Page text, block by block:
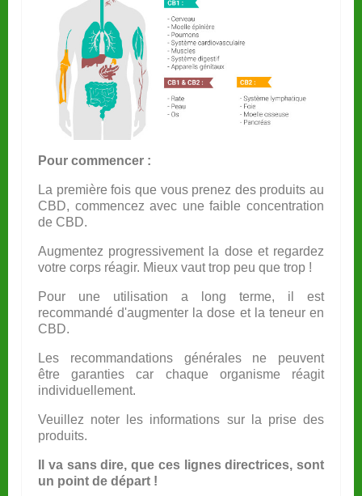
Pour commencer :
La première fois que vous prenez des produits au
CBD, commencez avec une faible concentration
de CBD.
Augmentez progressivement la dose et regardez
votre corps réagir. Mieux vaut trop peu que trop !
Pour une utilisation a long terme, il est
recommandé d'augmenter la dose et la teneur en
CBD.
Les recommandations générales ne peuvent
être garanties car chaque organisme réagit
individuellement.
Veuillez noter les informations sur la prise des
produits.
Il va sans dire, que ces lignes directrices, sont
un point de départ !